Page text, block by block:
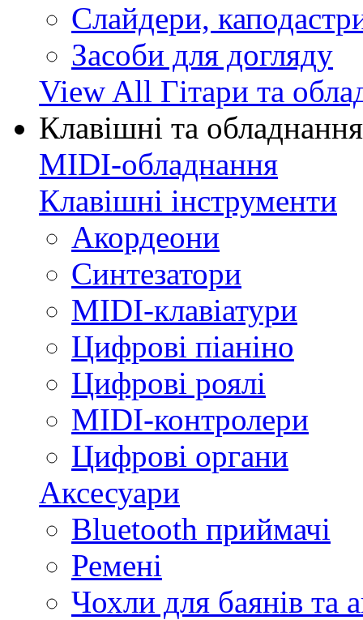
Слайдери,
Засоби для догляду
View All Гітари та
Клавішні та обладнання
MIDI-обладнання
Клавішні інструменти
Акордеони
Синтезатори
MIDI-клавіатури
Цифрові піаніно
Цифрові роялі
MIDI-контролери
Цифрові органи
Аксесуари
Bluetooth приймачі
Ремені
Чохли для баянів та